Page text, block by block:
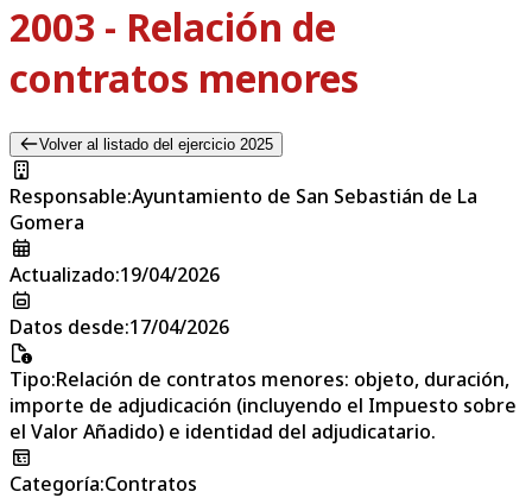
2003 - Relación de
contratos menores
Volver al listado del ejercicio 2025
Responsable:Ayuntamiento de San Sebastián de La
Gomera
Actualizado:19/04/2026
Datos desde:17/04/2026
Tipo:Relación de contratos menores: objeto, duración,
importe de adjudicación (incluyendo el Impuesto sobre
el Valor Añadido) e identidad del adjudicatario.
Categoría:Contratos